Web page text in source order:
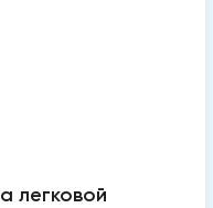
легковой